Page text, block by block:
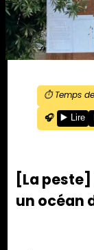
⏱️ Temps
🎧
▶️ Lire
[La
un océan